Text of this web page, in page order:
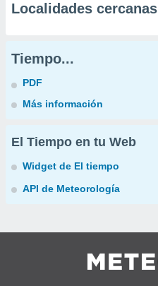
Localidades cercanas
Tiempo...
PDF
Más información
El Tiempo en tu Web
Widget de El tiempo
API de Meteorología